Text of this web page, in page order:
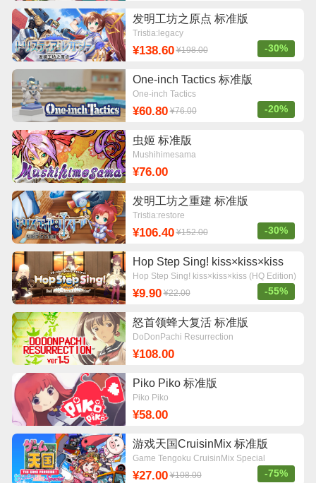
发明工坊之原点 标准版
Tristia:legacy
¥138.60 ¥198.00 -30%
One-inch Tactics 标准版
One-inch Tactics
¥60.80 ¥76.00 -20%
虫姬 标准版
Mushihimesama
¥76.00
发明工坊之重建 标准版
Tristia:restore
¥106.40 ¥152.00 -30%
Hop Step Sing! kiss×kiss×kiss
(HQ Edition) 标准版
Hop Step Sing! kiss×kiss×kiss (HQ Edition)
¥9.90 ¥22.00 -55%
怒首领蜂大复活 标准版
DoDonPachi Resurrection
¥108.00
Piko Piko 标准版
Piko Piko
¥58.00
游戏天国CruisinMix 标准版
Game Tengoku CruisinMix Special
¥27.00 ¥108.00 -75%